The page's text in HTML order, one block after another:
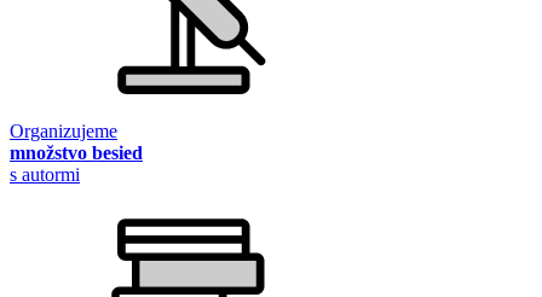
Organizujeme
množstvo besied
s autormi